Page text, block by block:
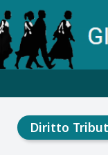
Diritto